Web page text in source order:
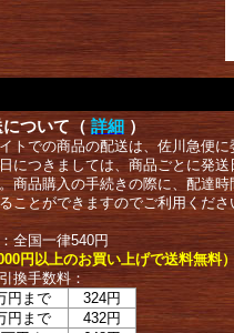
ついて（ 詳細 ）
トでの商品の配送は、佐川急便
につきましては、商品ごとに発
商品購入の手続きの際に、配達
ことができますのでご利用くださ
全国一律540円
円以上のお買い上げで送料無料
換手数料：
円まで
324円
円まで
432円